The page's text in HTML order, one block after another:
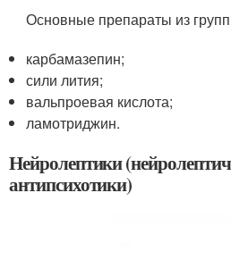
Основные препараты из
карбамазепин;
сили лития;
вальпроевая кислота;
ламотриджин.
Нейролептики
антипсихотики)